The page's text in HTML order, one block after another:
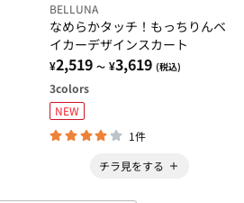
BELLUNA
なめらかタッチ！もっちりんベ
イカーデザインスカート
¥2,519 ～ ¥3,619 (税込)
3colors
NEW
1件
チラ見をする